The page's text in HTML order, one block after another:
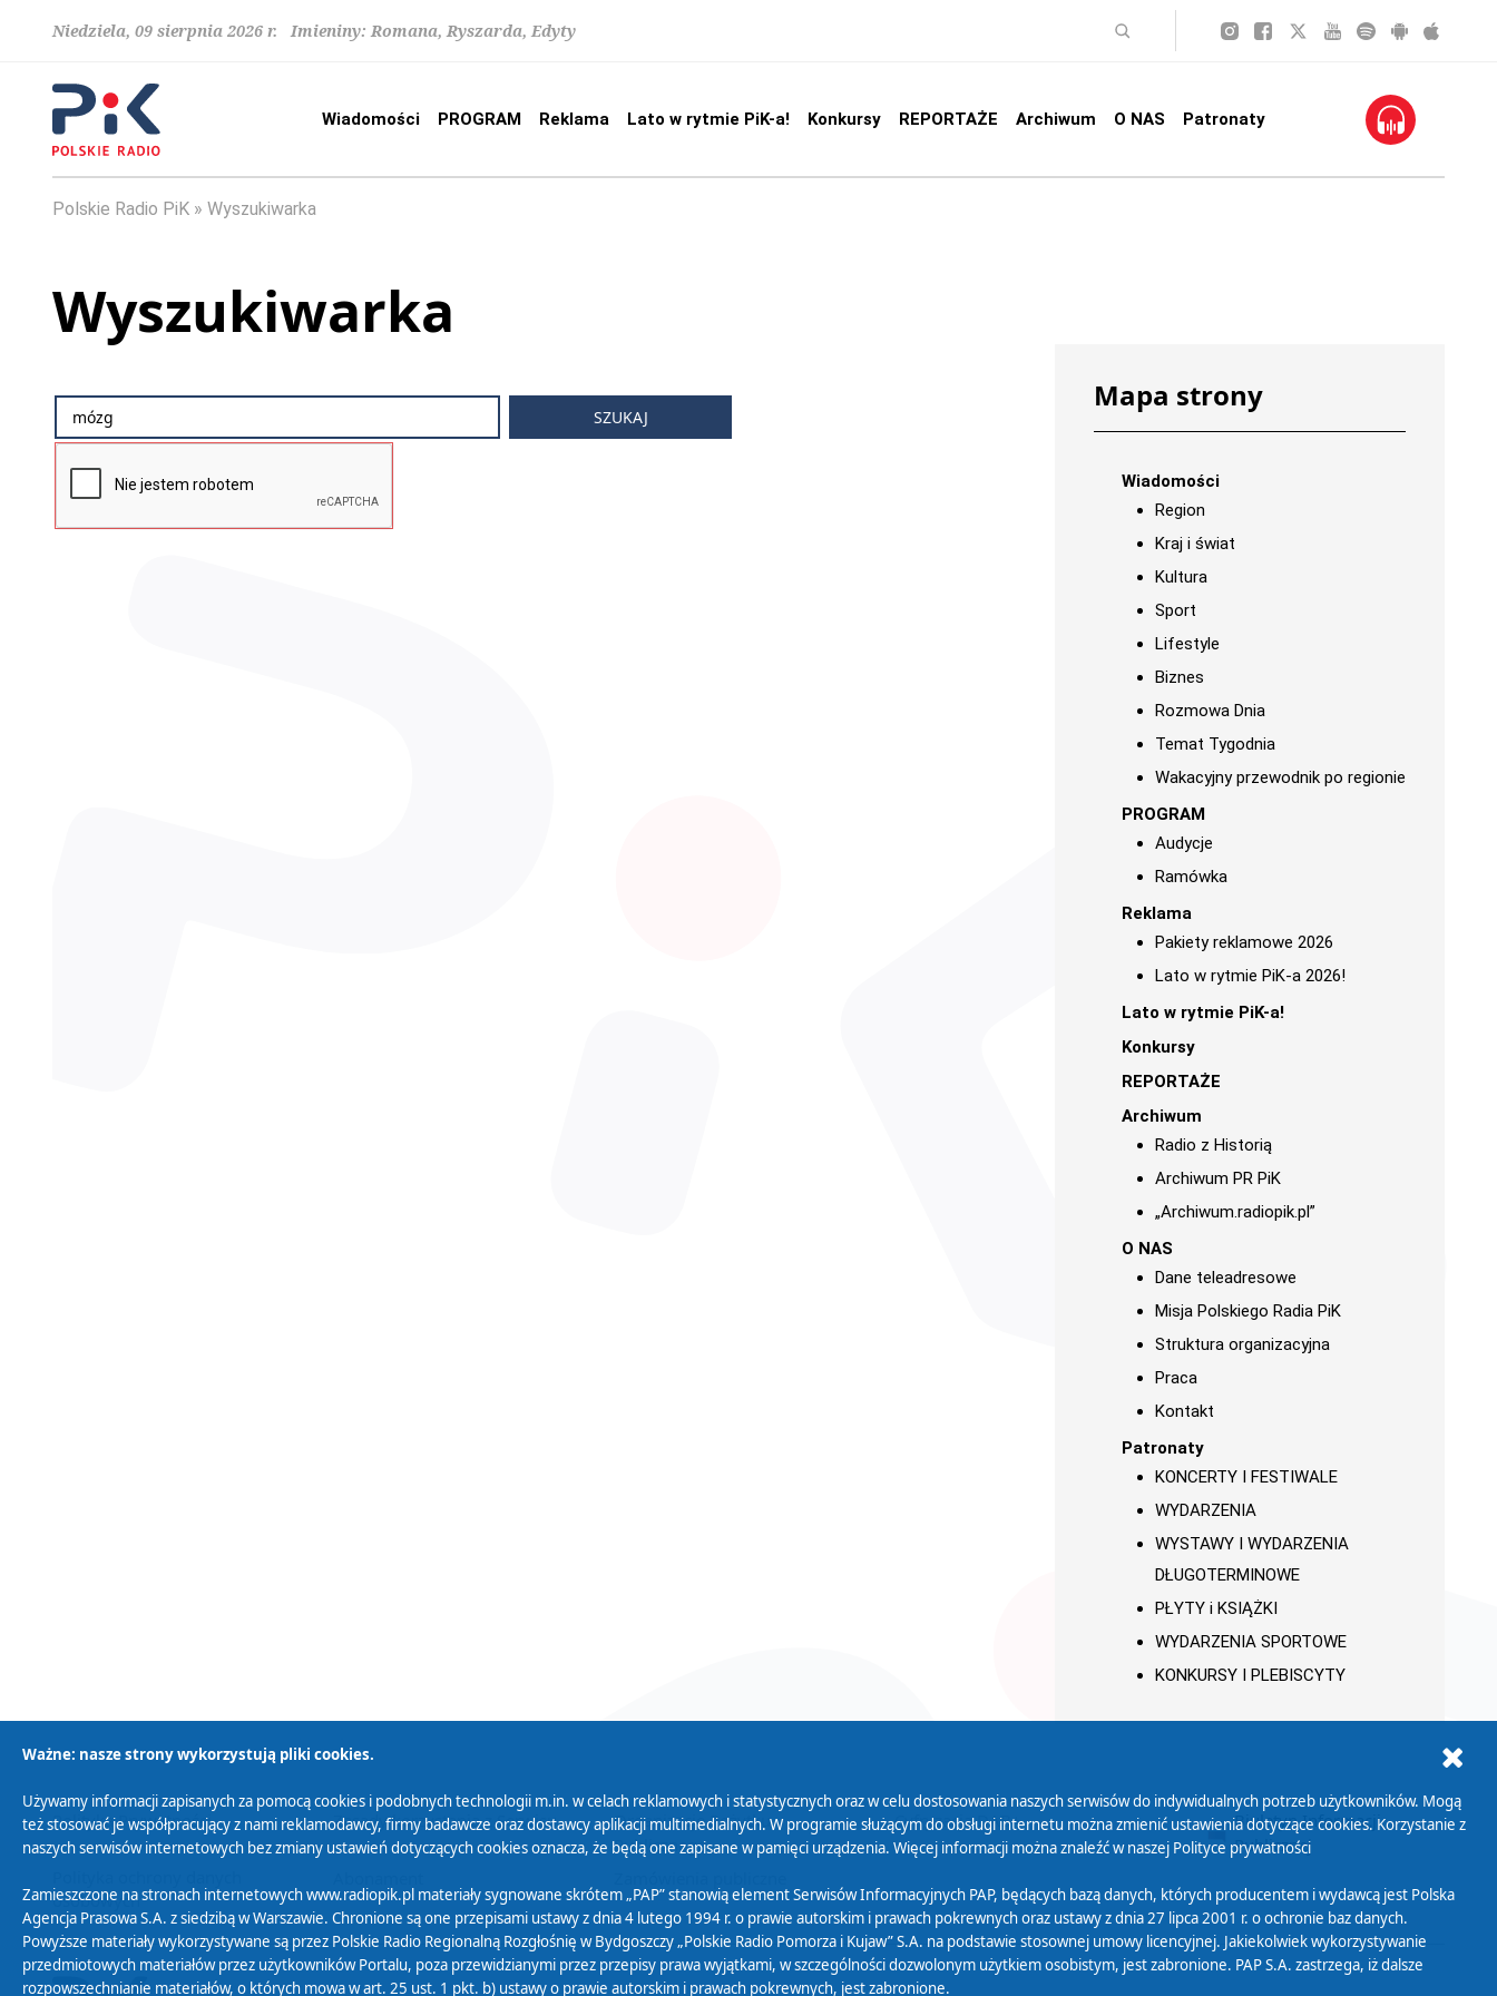
Niedziela, 09 sierpnia 2026 r. Imieniny: Romana, Ryszarda, Edyty
Wiadomości PROGRAM Reklama Lato w rytmie PiK-a! Konkursy REPORTAŻE Archiwum O NAS Patronaty
Polskie Radio PiK Wyszukiwarka
Wyszukiwarka
Mapa strony
Wiadomości
Region
Kraj i świat
Kultura
Sport
Lifestyle
Biznes
Rozmowa Dnia
Temat Tygodnia
Wakacyjny przewodnik po regionie
PROGRAM
Audycje
Ramówka
Reklama
Pakiety reklamowe 2026
Lato w rytmie PiK-a 2026!
Lato w rytmie PiK-a!
Konkursy
REPORTAŻE
Archiwum
Radio z Historią
Archiwum PR PiK
„Archiwum.radiopik.pl”
O NAS
Dane teleadresowe
Misja Polskiego Radia PiK
Struktura organizacyjna
Praca
Kontakt
Patronaty
KONCERTY I FESTIWALE
WYDARZENIA
WYSTAWY I WYDARZENIA
DŁUGOTERMINOWE
PŁYTY i KSIĄŻKI
WYDARZENIA SPORTOWE
KONKURSY I PLEBISCYTY
Polityka Prywatności Zasady korzystania z Serwisu
Organizacje Pożytku
Publicznego
Cyfryzacja DAB+
osobowych
Biuletyn Informacji
Publicznej
Ważne: nasze strony wykorzystują pliki cookies.
Używamy informacji zapisanych za pomocą cookies i podobnych technologii m.in. w celach reklamowych i statystycznych oraz w celu dostosowania naszych serwisów do indywidualnych potrzeb użytkowników. Mogą
też stosować je współpracujący z nami reklamodawcy, firmy badawcze oraz dostawcy aplikacji multimedialnych. W programie służącym do obsługi internetu można zmienić ustawienia dotyczące cookies. Korzystanie z
naszych serwisów internetowych bez zmiany ustawień dotyczących cookies oznacza, że będą one zapisane w pamięci urządzenia. Więcej informacji można znaleźć w naszej Polityce prywatności
Zamieszczone na stronach internetowych www.radiopik.pl materiały sygnowane skrótem „PAP” stanowią element Serwisów Informacyjnych PAP, będących bazą danych, których producentem i wydawcą jest Polska
Agencja Prasowa S.A. z siedzibą w Warszawie. Chronione są one przepisami ustawy z dnia 4 lutego 1994 r. o prawie autorskim i prawach pokrewnych oraz ustawy z dnia 27 lipca 2001 r. o ochronie baz danych.
Powyższe materiały wykorzystywane są przez Polskie Radio Regionalną Rozgłośnię w Bydgoszczy „Polskie Radio Pomorza i Kujaw” S.A. na podstawie stosownej umowy licencyjnej. Jakiekolwiek wykorzystywanie
przedmiotowych materiałów przez użytkowników Portalu, poza przewidzianymi przez przepisy prawa wyjątkami, w szczególności dozwolonym użytkiem osobistym, jest zabronione. PAP S.A. zastrzega, iż dalsze
rozpowszechnianie materiałów, o których mowa w art. 25 ust. 1 pkt. b) ustawy o prawie autorskim i prawach pokrewnych, jest zabronione.